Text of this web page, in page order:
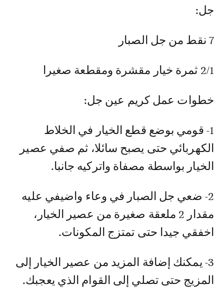
جل:
7 نقط من جل الصبار
2/1 ثمرة خيار مقشرة ومقطعة صغيرا
خطوات عمل كريم عين جل:
1- قومي بوضع قطع الخيار في الخلاط
الكهربائي حتى يصبح سائلا، ثم صفي عصير
الخيار بواسطة مصفاة واتركيه جانبا.
2- ضعي جل الصبار في وعاء واضيفي عليه
مقدار 2 ملعقة صغيرة من عصير الخيار،
اخفقي جيدا حتى تمتزج المكونات.
3- يمكنك إضافة المزيد من عصير الخيار إلى
المزيج حتى تصلي إلى القوام الذي يعجبك.